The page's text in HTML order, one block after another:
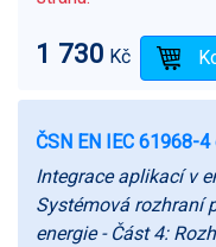
1 730 Kč
ČSN EN IEC 61968-4
Integrace aplikací v
Systémová rozhraní
energie - Část 4: